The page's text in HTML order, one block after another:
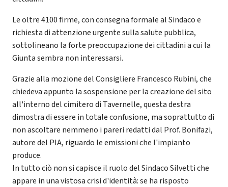
Le oltre 4100 firme, con consegna formale al Sindaco e
richiesta di attenzione urgente sulla salute pubblica,
sottolineano la forte preoccupazione dei cittadini a cui la
Giunta sembra non interessarsi.
Grazie alla mozione del Consigliere Francesco Rubini, che
chiedeva appunto la sospensione per la creazione del sito
all'interno del cimitero di Tavernelle, questa destra
dimostra di essere in totale confusione, ma soprattutto di
non ascoltare nemmeno i pareri redatti dal Prof. Bonifazi,
autore del PIA, riguardo le emissioni che l'impianto
produce.
In tutto ciò non si capisce il ruolo del Sindaco Silvetti che
appare in una vistosa crisi d'identità: se ha risposto